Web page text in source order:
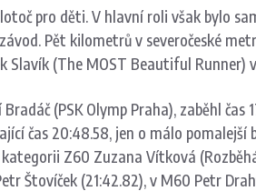
pro děti. V hlavní roli však bylo
Pět kilometrů v severočeské
(The MOST Beautiful Runner)
(PSK Olymp Praha), zaběhl čas
čas 20:48.58, jen o málo pomalejší
Z60 Zuzana Vítková
Štovíček (21:42.82), v M60 Petr